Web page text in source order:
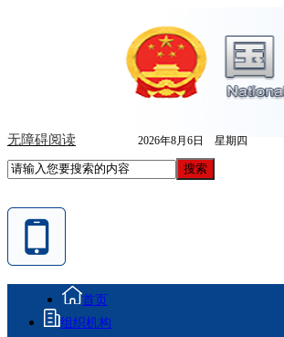
无障碍阅读 2026年8月6日 星期四
首页
组织机构